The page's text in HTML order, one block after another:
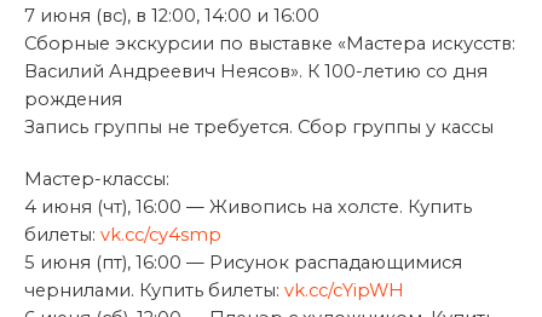
7 июня (вс), в 12:00, 14:00 и 16:00
Сборные экскурсии по выставке «Мастера искусств:
Василий Андреевич Неясов». К 100-летию со дня
рождения
Запись группы не требуется. Сбор группы у кассы
Мастер-классы:
4 июня (чт), 16:00 — Живопись на холсте. Купить
билеты: vk.cc/cy4smp
5 июня (пт), 16:00 — Рисунок распадающимися
чернилами. Купить билеты: vk.cc/cYipWH